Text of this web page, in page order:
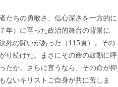
たちの勇敢さ、信心深さを一方的に
年）に至った政治的舞台の背景に
死の闘いがあった（115頁）。その
り続けた。まさにその命の鼓動に呼
たか。さらに言うなら、その命が抑
ないキリストご自身が共に苦しま